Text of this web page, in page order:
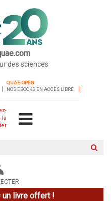
des sciences
QUAE-OPEN
NOS EBOOKS EN ACCÈS LIBRE
la
un livre offert !